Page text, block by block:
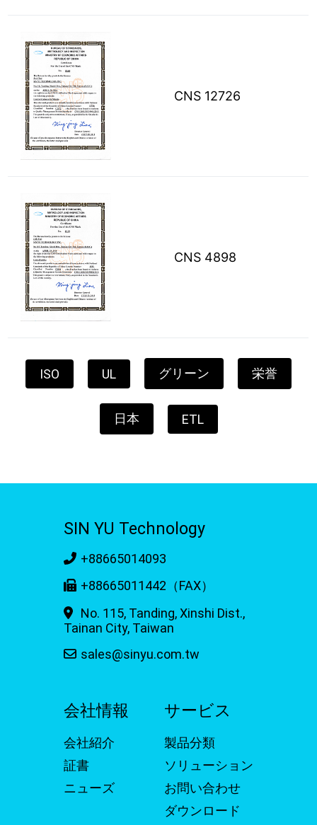
CNS 12726
CNS 4898
ISO UL グリーン 栄誉
日本 ETL
SIN YU Technology
+88665014093
+88665011442（FAX）
No. 115, Tanding, Xinshi Dist.,
Tainan City, Taiwan
sales@sinyu.com.tw
会社情報
会社紹介
証書
ニューズ
サービス
製品分類
ソリューション
お問い合わせ
ダウンロード